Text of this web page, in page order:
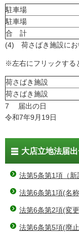
駐車場
駐車場
合 計
(4) 荷さばき施設にお
※左右にフリックする
荷さばき施設
荷さばき施設
7 届出の日
令和7年9月19日
大店立地法届
法第5条第1項（新
法第6条第1項(名
法第6条第2項(変
法第6条第5項(廃